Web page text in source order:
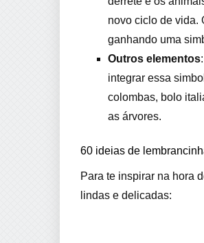
novo ciclo de vida.
ganhando uma
Outros elementos
integrar essa
colombas, bolo
as árvores.
60 ideias de
Para te inspirar na hora
lindas e delicadas: